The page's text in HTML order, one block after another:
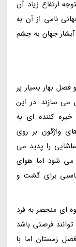
ارتفاع زیاد آن
نامی از آن به
آبشار جهان به چشم
بهار بسیار پر
می سازند. در این
کننده ای به
واژگون بر روی
را پدید می
می شود اما هوای
برای گشت و
ای منحصر به فرد
فرصتی باشد
زمستان اما با